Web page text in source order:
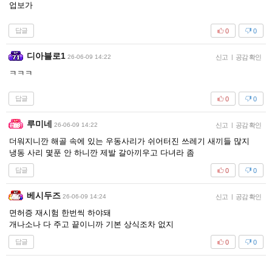
업보가
답글 0
0
디아블로1 26-06-09 14:22 신고 | 공감 확인
ㅋㅋㅋ
답글 0
0
루미네 26-06-09 14:22 신고 | 공감 확인
더워지니깐 해골 속에 있는 우동사리가 쉬어터진 쓰레기 새끼들 많지
냉동 사리 몇푼 안 하니깐 제발 갈아끼우고 다녀라 좀
답글 0
0
베시두즈 26-06-09 14:24 신고 | 공감 확인
면허증 재시험 한번씩 하야돼
개나소나 다 주고 끝이니까 기본 상식조차 없지
답글 0
0